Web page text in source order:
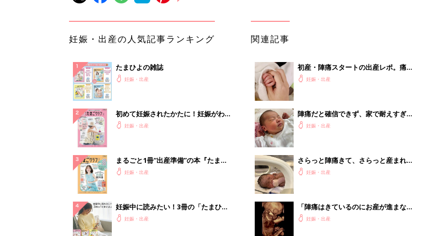
妊娠・出産の人気記事ランキング
たまひよの雑誌
妊娠・出産
初めて妊娠されたかたに！妊娠がわか
ったら最初に読む本『初めてのたまご
妊娠・出産
まるごと1冊“出産準備”の本『たまご
クラブ 夏号』〈スペシャル大特集〉
妊娠・出産
妊娠中に読みたい！3冊の「たまひ
よ」妊娠・出産
関連記事
初産・陣痛スタートの出産レポ。痛み
を忘れるというのは本当だった！【た
妊娠・出産
陣痛だと確信できず、家で耐えすぎた
結果…【たまひよ 出産体験談】
妊娠・出産
さらっと陣痛きて、さらっと産まれて
くるでしょ！…が、緊急帝王切開に
妊娠・出産
「陣痛はきているのにお産が進まな
い…」自然分娩の予定が、過強陣痛の
妊娠・出産